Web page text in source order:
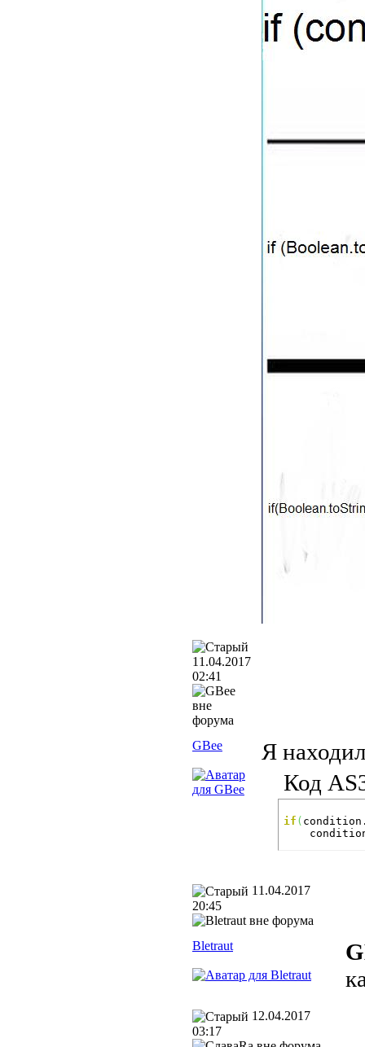
11.04.2017
02:41
GBee
Я
Код
if (
11.04.2017
20:45
Bletraut
12.04.2017
03:17